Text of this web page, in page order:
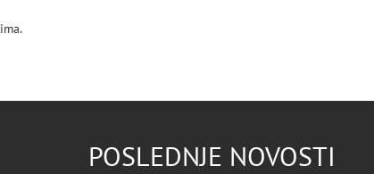
POSLEDNJE NOVOSTI